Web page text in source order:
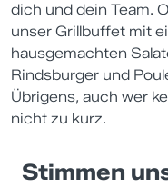
dich und dein Team.
unser Grillbuffet mit
hausgemachten
Rindsburger und
Übrigens, auch wer
nicht zu kurz.
Stimmen